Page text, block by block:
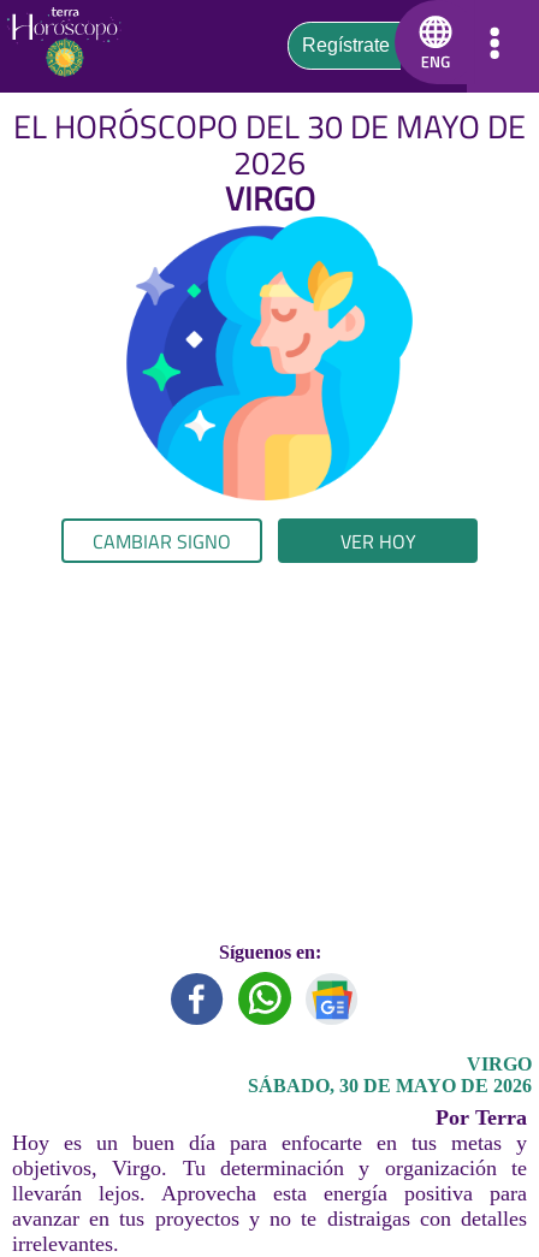
EL HORÓSCOPO DEL 30 DE MAYO DE
2026
VIRGO
CAMBIAR SIGNO VER HOY
Síguenos en:
VIRGO
SÁBADO, 30 DE MAYO DE 2026
Por Terra
Hoy es un buen día para enfocarte en tus metas y
objetivos, Virgo. Tu determinación y organización te
llevarán lejos. Aprovecha esta energía positiva para
avanzar en tus proyectos y no te distraigas con detalles
irrelevantes.